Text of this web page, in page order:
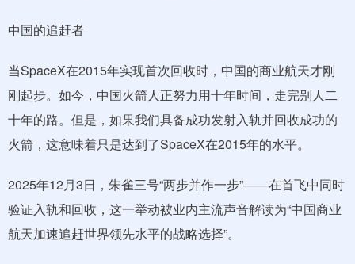
中国的追赶者
当SpaceX在2015年实现首次回收时，中国的商业航天才刚
刚起步。如今，中国火箭人正努力用十年时间，走完别人二
十年的路。但是，如果我们具备成功发射入轨并回收成功的
火箭，这意味着只是达到了SpaceX在2015年的水平。
2025年12月3日，朱雀三号“两步并作一步”——在首飞中同时
验证入轨和回收，这一举动被业内主流声音解读为“中国商业
航天加速追赶世界领先水平的战略选择”。